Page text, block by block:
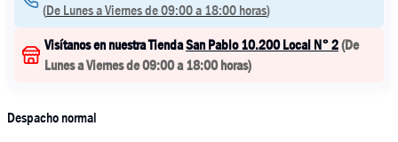
(De Lunes a Viernes de 09:00 a 18:00 horas)
Visítanos en nuestra TiendaSan Pablo 10.200 Local N° 2(De
Lunes a Viernes de 09:00 a 18:00 horas)
Despacho normal